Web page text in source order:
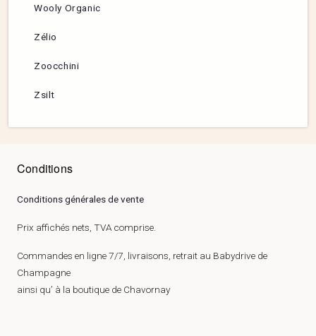
Wooly Organic
Zélio
Zoocchini
Zsilt
Conditions
Conditions générales de vente
Prix affichés nets, TVA comprise.
Commandes en ligne 7/7, livraisons, retrait au Babydrive de
Champagne
ainsi qu’ à la boutique de Chavornay